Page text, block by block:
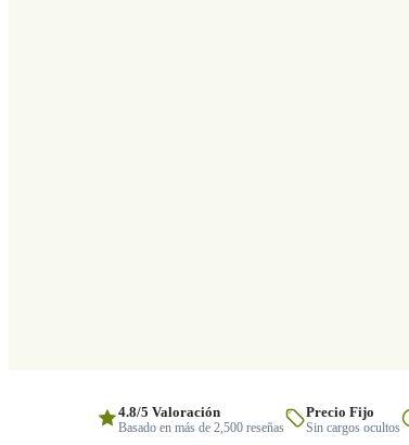
4.8/5 Valoración
Basado en más de 2,500 reseñas
Precio Fijo
Sin cargos ocultos